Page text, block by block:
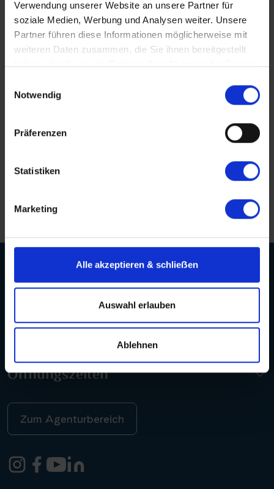
Verwendung unserer Website an unsere Partner für
soziale Medien, Werbung und Analysen weiter. Unsere
Partner führen diese Informationen möglicherweise mit
weiteren Daten zusammen, die Sie ihnen bereitgestellt
haben oder die sie im Rahmen Ihrer Nutzung der Dienste
Notwendig
Präferenzen
Statistiken
Marketing
Alle akzeptieren & schlieẞen
Auswahl erlauben
Ablehnen
touroperating
trainee transfer
übersicht leistungen
vakanzen
vier tage was ist enthalten
weihnacht
weihnachten
wein weinacht zwei tage
Hervorragende Beratungsqualität
Persönliche Betreuung bis nach der Reise
Erstklassige Menüs von Spitzenköchen
Langjährige Erfahrung und Kompetenz
Öffnungszeiten
Zum Agenturbereich